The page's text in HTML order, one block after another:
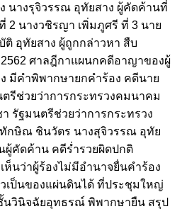
นางรุจิวรรณ อุทัยสาง ผู้คัดค้านที่
2 นางวชิรญา เพิ่มภูศรี ที่ 3 นาย
อุทัยสาง ผู้ถูกกล่าวหา สืบ
2562 ศาลฎีกาแผนกคดีอาญาของผู้
มีคำพิพากษายกคำร้อง คดีนาย
รีช่วยว่าการกระทรวงคมนาคม
รัฐมนตรีช่วยว่าการกระทรวง
กษิณ ชินวัตร นางสุจิวรรณ อุทัย
ผู้คัดค้าน คดีร่ำรวยผิดปกติ
ห็นว่าผู้ร้องไม่มีอำนาจยื่นคำร้อง
เป็นของแผ่นดินได้ ที่ประชุมใหญ่
วินิจฉัยอุทธรณ์ พิพากษายืน สรุป